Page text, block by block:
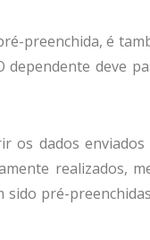
preenchida, é
dependente deve
os dados
realizados,
pré-